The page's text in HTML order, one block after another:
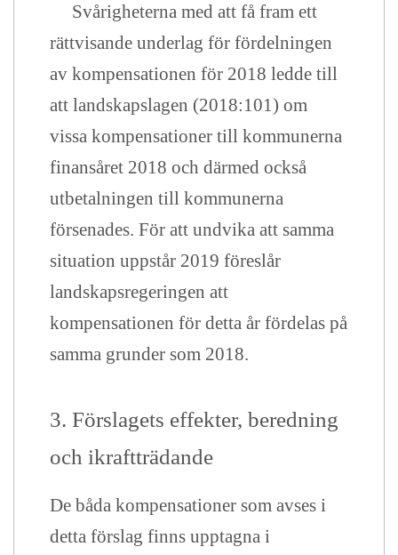
Svårigheterna med att få fram ett
rättvisande underlag för fördelningen
av kompensationen för 2018 ledde till
att landskapslagen (2018:101) om
vissa kompensationer till kommunerna
finansåret 2018 och därmed också
utbetalningen till kommunerna
försenades. För att undvika att samma
situation uppstår 2019 föreslår
landskapsregeringen att
kompensationen för detta år fördelas på
samma grunder som 2018.
3. Förslagets effekter, beredning
och ikraftträdande
De båda kompensationer som avses i
detta förslag finns upptagna i